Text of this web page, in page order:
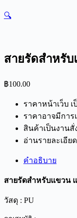
🔍
สายรัดสำหรั
฿100.00
ราคาหน้าเว็บ
ราคาอาจมีการ
สินค้าเป็นงานสั่
อ่านรายละเอี
คำอธิบาย
สายรัดสำหรับแขวน
วัสดุ : PU